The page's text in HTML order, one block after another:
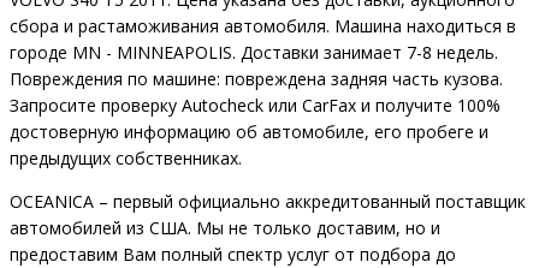
сбора и растаможивания автомобиля. Машина находиться в
городе MN - MINNEAPOLIS. Доставки занимает 7-8 недель.
Повреждения по машине: повреждена задняя часть кузова.
Запросите проверку Autocheck или CarFax и получите 100%
достоверную информацию об автомобиле, его пробеге и
предыдущих собственниках.
OCEANIСA – первый официально аккредитованный поставщик
автомобилей из США. Мы не только доставим, но и
предоставим Вам полный спектр услуг от подбора до